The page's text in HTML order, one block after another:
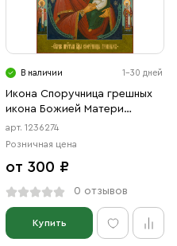
В наличии 1-30 дней
Икона Споручница грешных
икона Божией Матери
(АРТ.06274)
арт. 1236274
Розничная цена
от 300 ₽
0 отзывов
Купить